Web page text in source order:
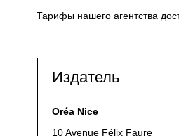
Тарифы нашего агентства
Издатель
Oréa Nice
10 Avenue Félix Faure